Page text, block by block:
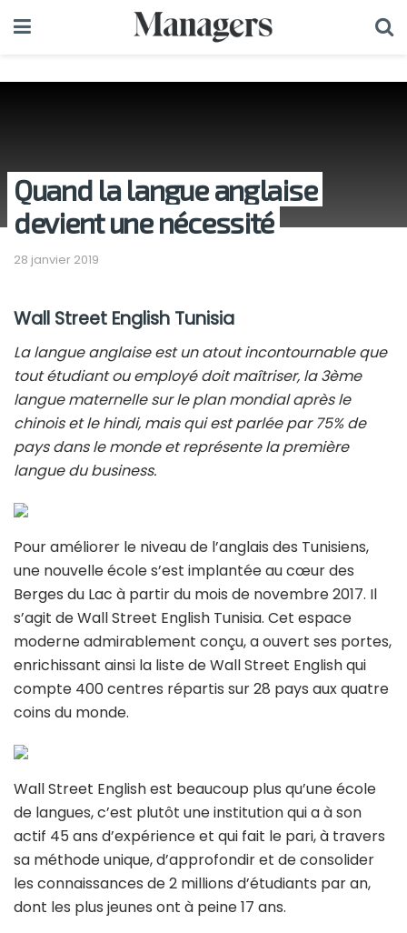
Quand la langue anglaise
devient une nécessité
28 janvier 2019
Wall Street English Tunisia
La langue anglaise est un atout incontournable que
tout étudiant ou employé doit maîtriser, la 3ème
langue maternelle sur le plan mondial après le
chinois et le hindi, mais qui est parlée par 75% de
pays dans le monde et représente la première
langue du business.
Pour améliorer le niveau de l’anglais des Tunisiens,
une nouvelle école s’est implantée au cœur des
Berges du Lac à partir du mois de novembre 2017. Il
s’agit de Wall Street English Tunisia. Cet espace
moderne admirablement conçu, a ouvert ses portes,
enrichissant ainsi la liste de Wall Street English qui
compte 400 centres répartis sur 28 pays aux quatre
coins du monde.
Wall Street English est beaucoup plus qu’une école
de langues, c’est plutôt une institution qui a à son
actif 45 ans d’expérience et qui fait le pari, à travers
sa méthode unique, d’approfondir et de consolider
les connaissances de 2 millions d’étudiants par an,
dont les plus jeunes ont à peine 17 ans.